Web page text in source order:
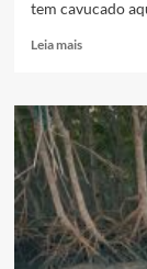
tem cavucado
Leia maisRead
DO
EM
CAXIAS